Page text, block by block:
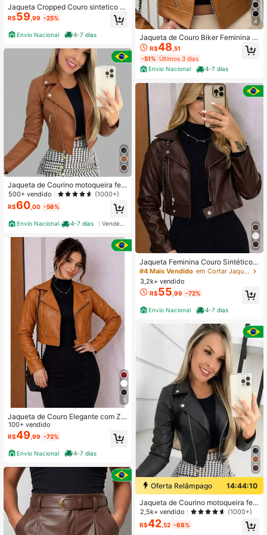
Jaqueta Cropped Couro sintetico F
eminina Gola Alta Botão Forrado M
oda Inverno Premium Fofo Casual e
legante Couro PU Botão jaqueta Fo
rmal e Noturno outono inverno
R$59 ,99 -25%
Envio Nacional 4-7 dias
Jaqueta de Courino motoqueira fem
inina Festa junina
500+ vendido (1000+)
R$60 ,00 -56%
Envio Nacional 4-7 dias
5
Jaqueta de Couro Elegante com Zíp
er e Botão
100+ vendido
R$49 ,99 -72%
Envio Nacional 4-7 dias
4
Jaqueta de Couro Biker Feminina C
urta Elegante Botão Zíper Elegante
Versátil Chic Inverno Outono
R$48,51
-51% Últimos 3 dias
Envio Nacional
4-7 dias
Jaqueta Feminina Couro Sintético E
stilo Motoqueira com Zíper e Botõe
s – Moderna e Elegante, Moda São
João 2026
#4 Mais Vendido
em Cortar Jaquetas femininas
3,2k+ vendido
R$55 ,99 -72%
Envio Nacional 4-7 dias
Oferta Relâmpago
14:44:10
Jaqueta de Courino motoqueira fem
inina Festa junina
2,5k+ vendido (1000+)
R$42 ,52 -68%